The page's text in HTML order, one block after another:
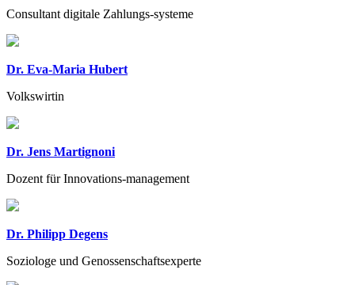
Consultant digitale Zahlungs-systeme
Dr. Eva-Maria Hubert
Volkswirtin
Dr. Jens Martignoni
Dozent für Innovations-management
Dr. Philipp Degens
Soziologe und Genossenschaftsexperte